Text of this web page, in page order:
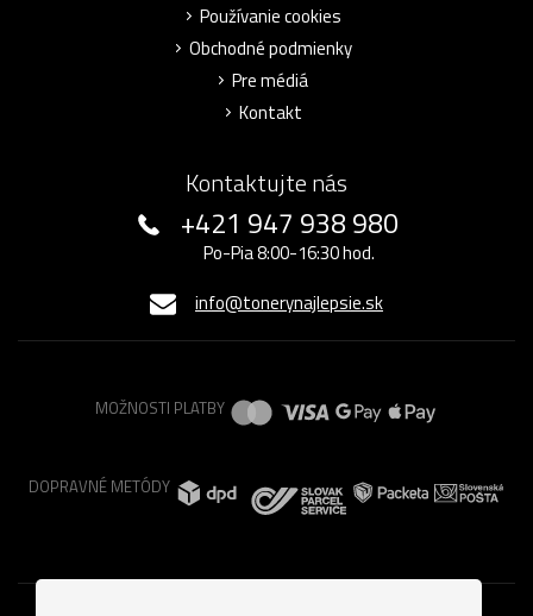
Používanie cookies
Obchodné podmienky
Pre médiá
Kontakt
Kontaktujte nás
+421 947 938 980
Po-Pia 8:00-16:30 hod.
info@tonerynajlepsie.sk
MOŽNOSTI PLATBY
DOPRAVNÉ METÓDY